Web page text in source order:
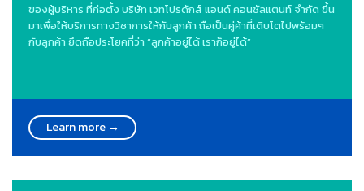
ของผู้บริหาร ที่ก่อตั้ง บริษัท เวทโปรดักส์ แอนด์ คอนซัลแตนท์ จำกัด ขึ้น
มาเพื่อให้บริการทางวิชาการให้กับลูกค้า ถือเป็นคู่ค้าที่เติบโตไปพร้อมๆ
กับลูกค้า ยึดถือประโยคที่ว่า “ลูกค้าอยู่ได้ เราก็อยู่ได้”
Learn more →